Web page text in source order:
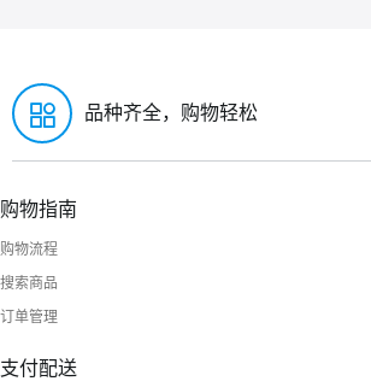
品种齐全，购物轻松
购物指南
购物流程
搜索商品
订单管理
支付配送